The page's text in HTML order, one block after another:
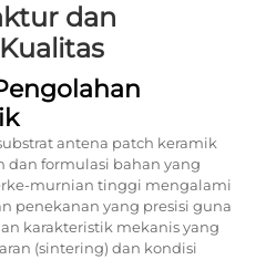
dan
antena patch keramik
formulasi bahan yang
murnian tinggi mengalami
penekanan yang presisi guna
karakteristik mekanis yang
(sintering) dan kondisi